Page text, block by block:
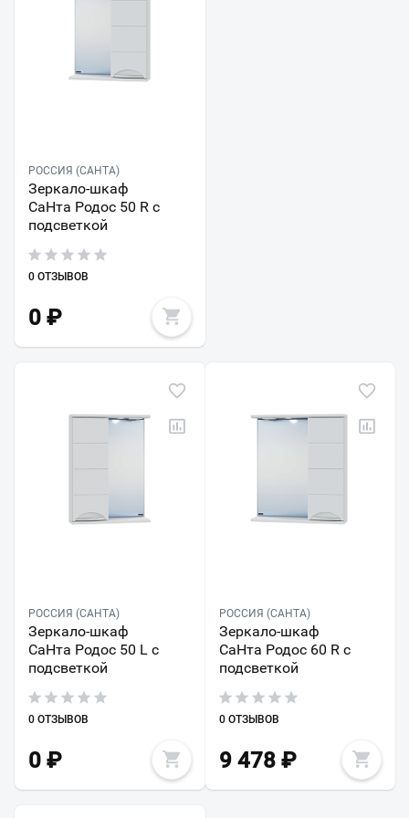
РОССИЯ (САНТА)
Зеркало-шкаф
СаНта Родос 50 R с
подсветкой
0 ОТЗЫВОВ
0 ₽
РОССИЯ (САНТА)
Зеркало-шкаф
СаНта Родос 50 L с
подсветкой
0 ОТЗЫВОВ
0 ₽
РОССИЯ (САНТА)
Зеркало-шкаф
СаНта Родос 60 R с
подсветкой
0 ОТЗЫВОВ
9 478₽